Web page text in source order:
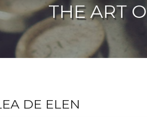
THE ART
DE ELEN